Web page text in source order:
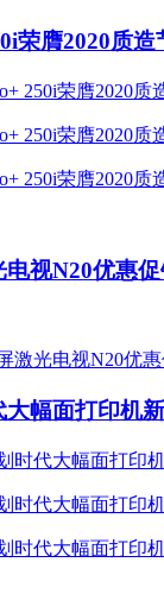
荣膺2020质
视N20优惠
大幅面打印机